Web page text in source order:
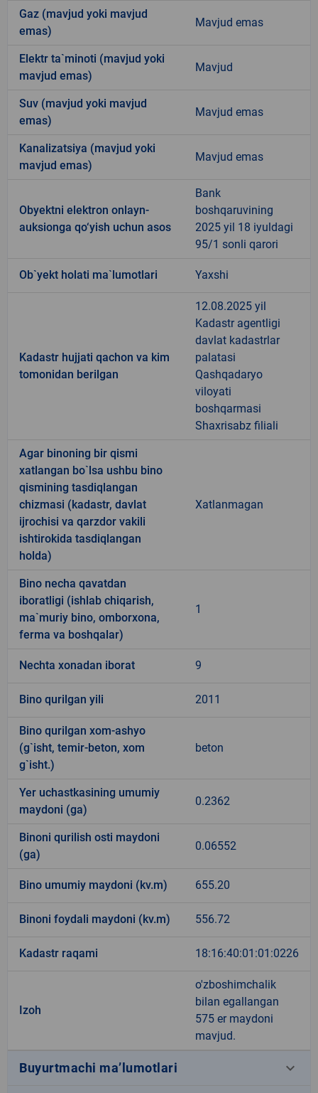
Gaz (mavjud yoki mavjud
emas)
Mavjud emas
Elektr ta`minoti (mavjud yoki
mavjud emas)
Mavjud
Suv (mavjud yoki mavjud
emas)
Mavjud emas
Kanalizatsiya (mavjud yoki
mavjud emas)
Mavjud emas
Obyektni elektron onlayn-
auksionga qo‘yish uchun asos
Bank
boshqaruvining
2025 yil 18 iyuldagi
95/1 sonli qarori
Ob`yekt holati ma`lumotlari Yaxshi
Kadastr hujjati qachon va kim
tomonidan berilgan
12.08.2025 yil
Kadastr agentligi
davlat kadastrlar
palatasi
Qashqadaryo
viloyati
boshqarmasi
Shaxrisabz filiali
Agar binoning bir qismi
xatlangan bo`lsa ushbu bino
qismining tasdiqlangan
chizmasi (kadastr, davlat
ijrochisi va qarzdor vakili
ishtirokida tasdiqlangan
holda)
Xatlanmagan
Bino necha qavatdan
iboratligi (ishlab chiqarish,
ma`muriy bino, omborxona,
ferma va boshqalar)
1
Nechta xonadan iborat 9
Bino qurilgan yili 2011
Bino qurilgan xom-ashyo
(g`isht, temir-beton, xom
g`isht.)
beton
Yer uchastkasining umumiy
maydoni (ga)
0.2362
Binoni qurilish osti maydoni
(ga)
0.06552
Bino umumiy maydoni (kv.m) 655.20
Binoni foydali maydoni (kv.m) 556.72
Kadastr raqami 18:16:40:01:01:0226
Izoh
o'zboshimchalik
bilan egallangan
575 er maydoni
mavjud.
Buyurtmachi ma’lumotlari keyboard_arrow_down